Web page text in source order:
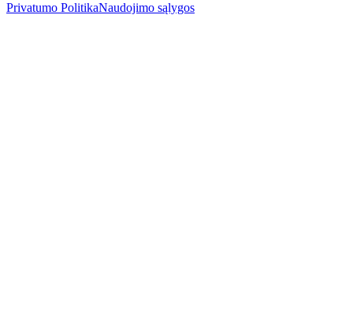
Privatumo PolitikaNaudojimo sąlygos